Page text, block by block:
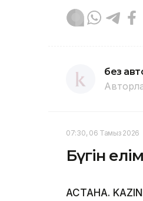
без
07:30, 06 Тамыз 2026
Бүгін
АСТАНА.